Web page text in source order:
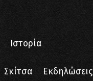
Ιστορία
Σκίτσα Εκδηλώσεις